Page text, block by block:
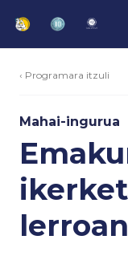
‹ Programara itzuli
Mahai-ingurua
lerroan